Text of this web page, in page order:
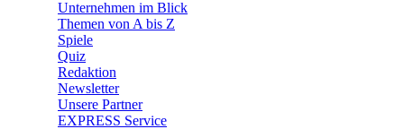
Unternehmen im Blick
Themen von A bis Z
Spiele
Quiz
Redaktion
Newsletter
Unsere Partner
EXPRESS Service